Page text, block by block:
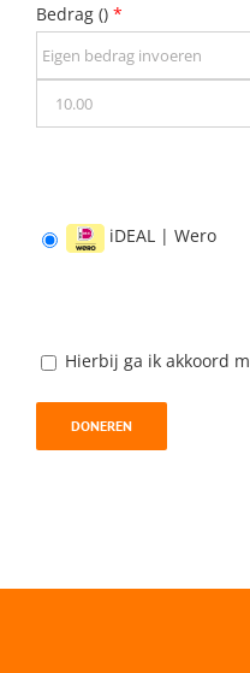
Bedrag () *
iDEAL | Wero
Hierbij ga ik akkoord